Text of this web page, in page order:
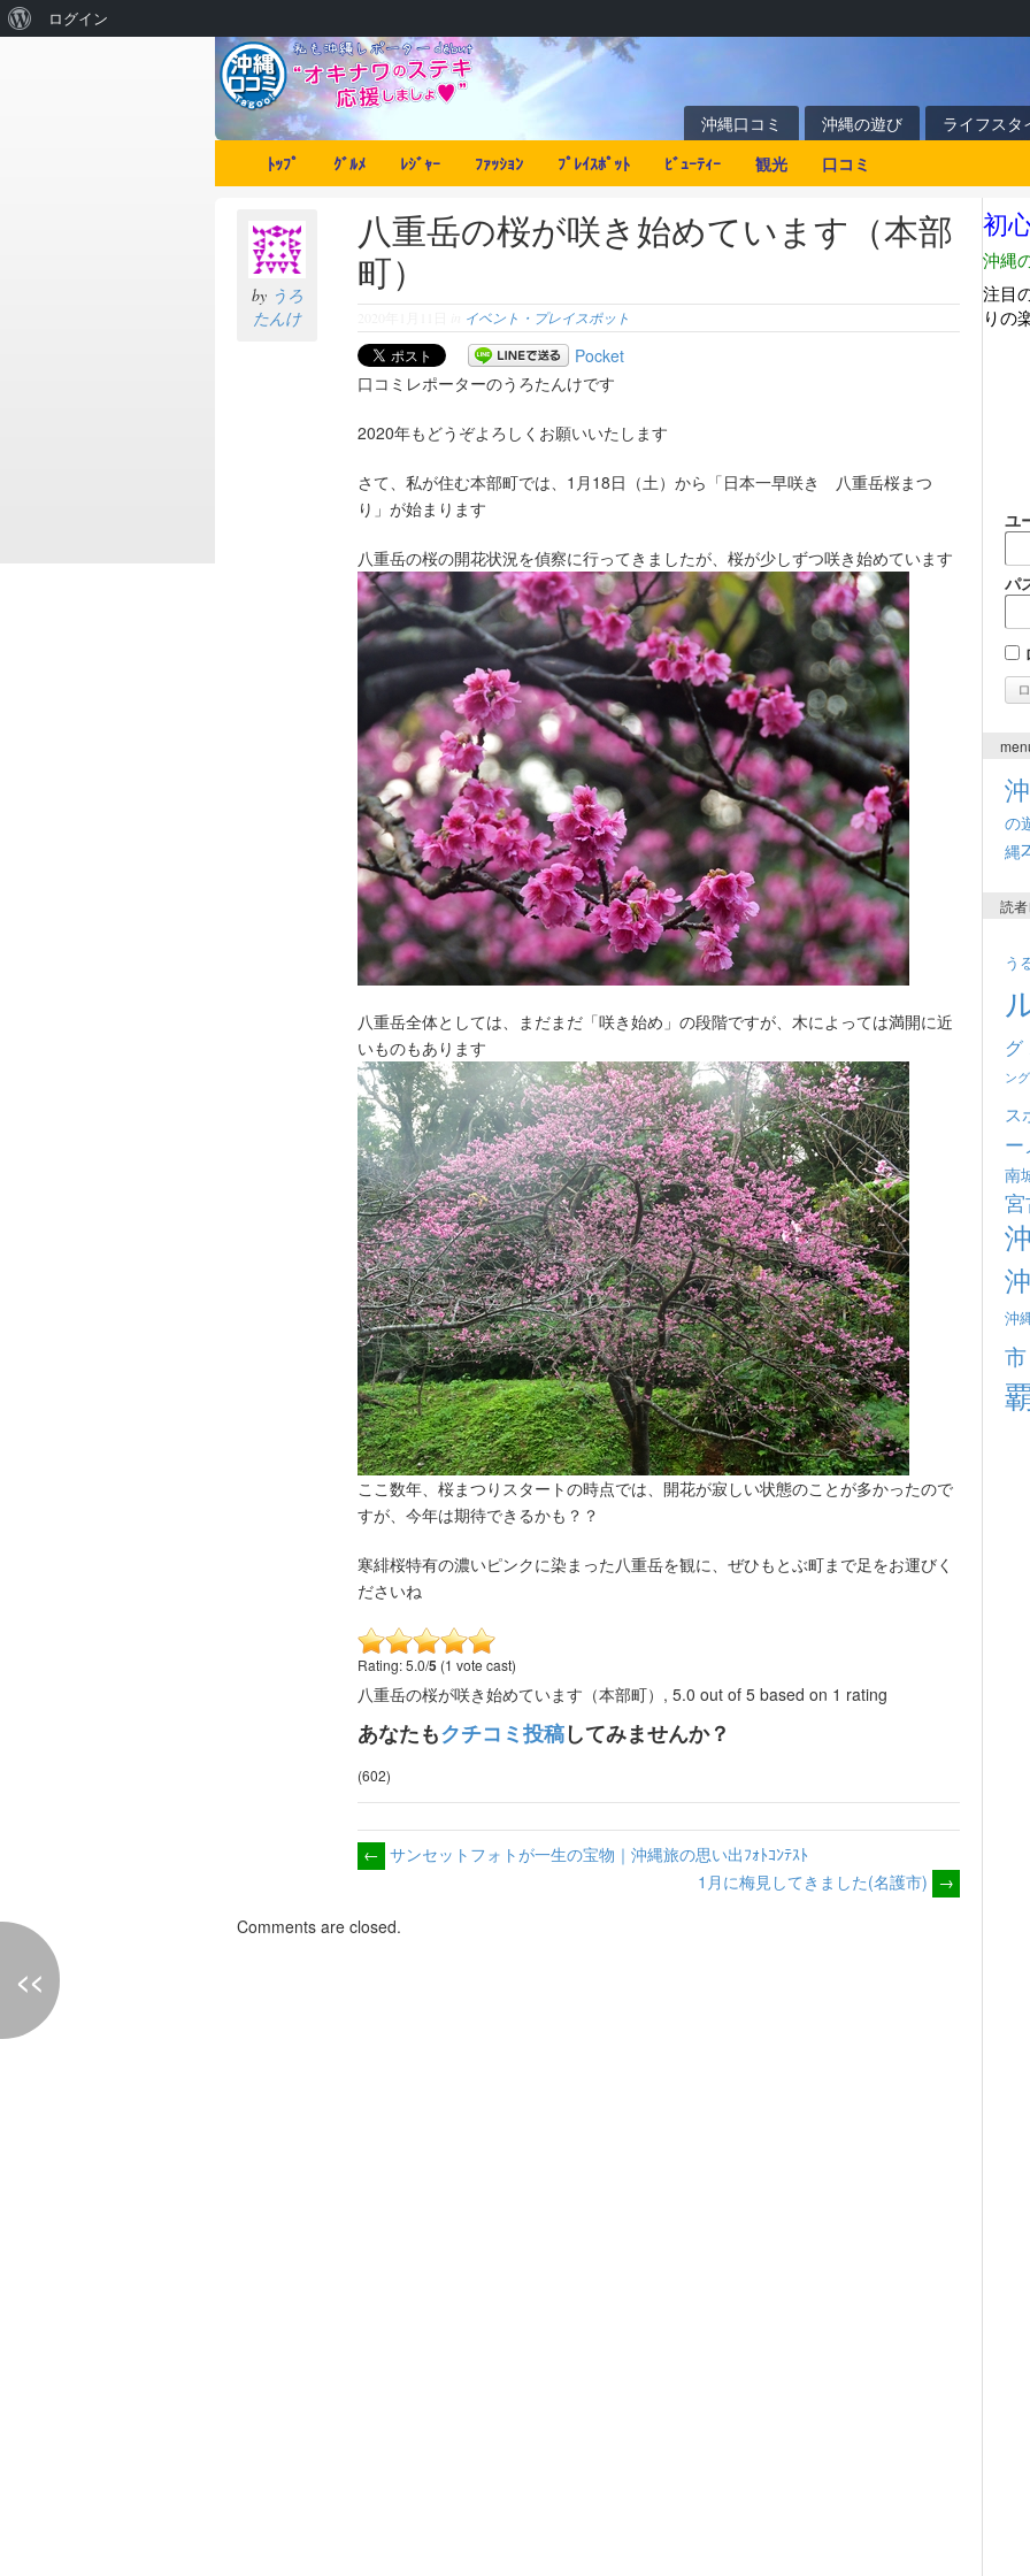
沖縄口コミ 沖縄の遊び
ライフスタ
ﾄｯﾌﾟ
ｸﾞﾙﾒ ﾚｼﾞｬｰ ﾌｧｯｼｮﾝ ﾌﾟﾚｲｽﾎﾟｯﾄ ﾋﾞｭｰﾃｨｰ 観光 口コミ
by うろ
たんけ
八重岳の桜が咲き始めています（本部
町）
イベント・プレイスポット
Pocket
口コミレポーターのうろたんけです
2020年もどうぞよろしくお願いいたします
さて、私が住む本部町では、1月18日（土）から「日本一早咲き 八重岳桜まつ
り」が始まります
八重岳の桜の開花状況を偵察に行ってきましたが、桜が少しずつ咲き始めています
八重岳全体としては、まだまだ「咲き始め」の段階ですが、木によっては満開に近
いものもあります
ここ数年、桜まつりスタートの時点では、開花が寂しい状態のことが多かったので
すが、今年は期待できるかも？？
寒緋桜特有の濃いピンクに染まった八重岳を観に、ぜひもとぶ町まで足をお運びく
ださいね
Rating: 5.0/5 (1 vote cast)
八重岳の桜が咲き始めています（本部町） , 5.0 out of 5 based on 1 rating
あなたもクチコミ投稿してみませんか？
(602)
← サンセットフォトが一生の宝物｜沖縄旅の思い出ﾌｫﾄｺﾝﾃｽﾄ
1月に梅見してきました(名護市) →
Comments are closed.
ユ
パ
の
縄
読
う
グ
ング
ス
南
沖
市
ログイン
<<